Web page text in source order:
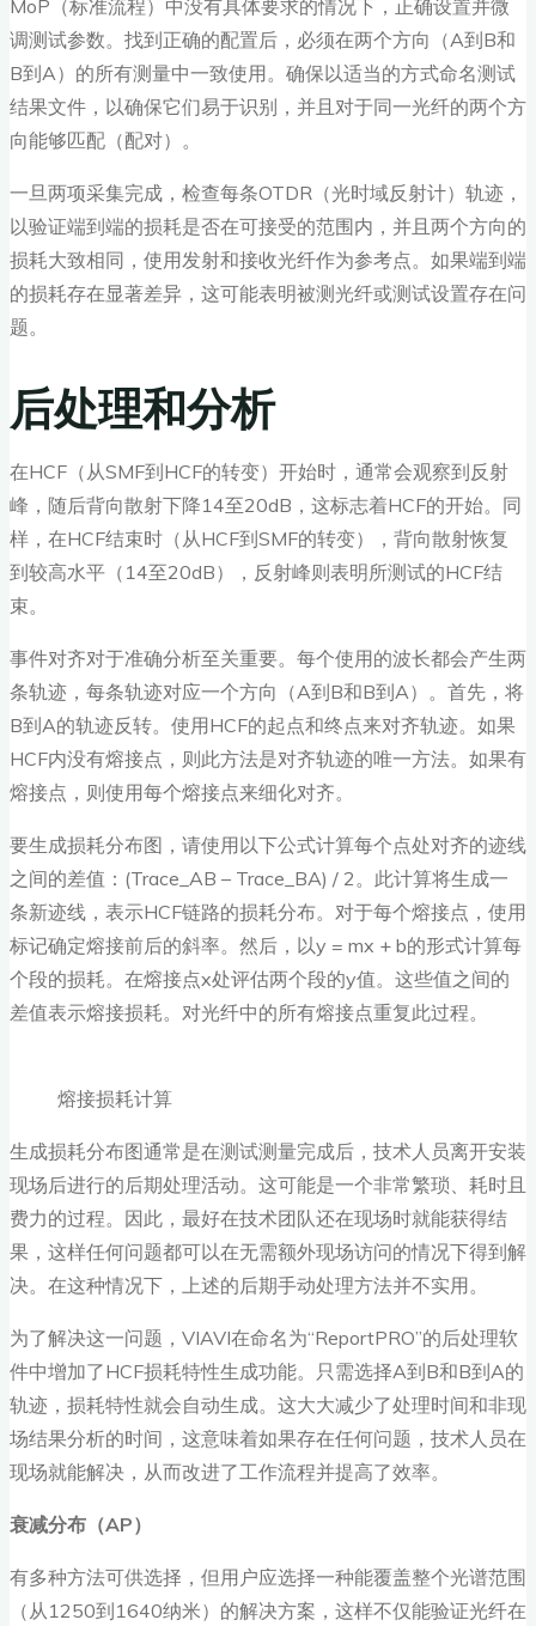
MoP（标准流程）中没有具体要求的情况下，正确设置并微
调测试参数。找到正确的配置后，必须在两个方向（A到B和
B到A）的所有测量中一致使用。确保以适当的方式命名测试
结果文件，以确保它们易于识别，并且对于同一光纤的两个方
向能够匹配（配对）。
一旦两项采集完成，检查每条OTDR（光时域反射计）轨迹，
以验证端到端的损耗是否在可接受的范围内，并且两个方向的
损耗大致相同，使用发射和接收光纤作为参考点。如果端到端
的损耗存在显著差异，这可能表明被测光纤或测试设置存在问
题。
后处理和分析
在HCF（从SMF到HCF的转变）开始时，通常会观察到反射
峰，随后背向散射下降14至20dB，这标志着HCF的开始。同
样，在HCF结束时（从HCF到SMF的转变），背向散射恢复
到较高水平（14至20dB），反射峰则表明所测试的HCF结
束。
事件对齐对于准确分析至关重要。每个使用的波长都会产生两
条轨迹，每条轨迹对应一个方向（A到B和B到A）。首先，将
B到A的轨迹反转。使用HCF的起点和终点来对齐轨迹。如果
HCF内没有熔接点，则此方法是对齐轨迹的唯一方法。如果有
熔接点，则使用每个熔接点来细化对齐。
要生成损耗分布图，请使用以下公式计算每个点处对齐的迹线
之间的差值：(Trace_AB – Trace_BA) / 2。此计算将生成一
条新迹线，表示HCF链路的损耗分布。对于每个熔接点，使用
标记确定熔接前后的斜率。然后，以y = mx + b的形式计算每
个段的损耗。在熔接点x处评估两个段的y值。这些值之间的
差值表示熔接损耗。对光纤中的所有熔接点重复此过程。
熔接损耗计算
生成损耗分布图通常是在测试测量完成后，技术人员离开安装
现场后进行的后期处理活动。这可能是一个非常繁琐、耗时且
费力的过程。因此，最好在技术团队还在现场时就能获得结
果，这样任何问题都可以在无需额外现场访问的情况下得到解
决。在这种情况下，上述的后期手动处理方法并不实用。
为了解决这一问题，VIAVI在命名为“ReportPRO”的后处理软
件中增加了HCF损耗特性生成功能。只需选择A到B和B到A的
轨迹，损耗特性就会自动生成。这大大减少了处理时间和非现
场结果分析的时间，这意味着如果存在任何问题，技术人员在
现场就能解决，从而改进了工作流程并提高了效率。
衰减分布（AP）
有多种方法可供选择，但用户应选择一种能覆盖整个光谱范围
（从1250到1640纳米）的解决方案，这样不仅能验证光纤在